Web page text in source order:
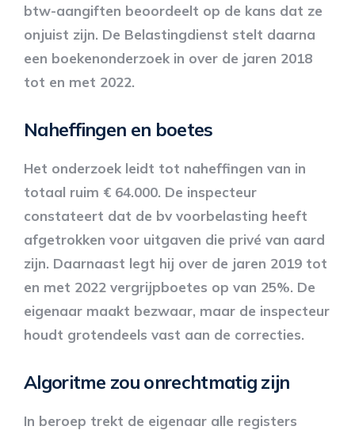
btw-aangiften beoordeelt op de kans dat ze
onjuist zijn. De Belastingdienst stelt daarna
een boekenonderzoek in over de jaren 2018
tot en met 2022.
Naheffingen en boetes
Het onderzoek leidt tot naheffingen van in
totaal ruim € 64.000. De inspecteur
constateert dat de bv voorbelasting heeft
afgetrokken voor uitgaven die privé van aard
zijn. Daarnaast legt hij over de jaren 2019 tot
en met 2022 vergrijpboetes op van 25%. De
eigenaar maakt bezwaar, maar de inspecteur
houdt grotendeels vast aan de correcties.
Algoritme zou onrechtmatig zijn
In beroep trekt de eigenaar alle registers